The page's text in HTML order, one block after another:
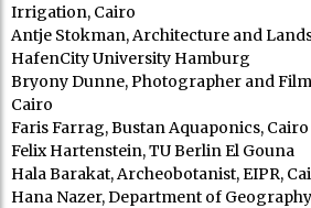
Irrigation, Cairo
Antje Stokman, Architecture and
HafenCity University Hamburg
Bryony Dunne, Photographer and
Cairo
Faris Farrag, Bustan Aquaponics, Cairo
Felix Hartenstein, TU Berlin El Gouna
Hala Barakat, Archeobotanist, EIPR,
Hana Nazer, Department of